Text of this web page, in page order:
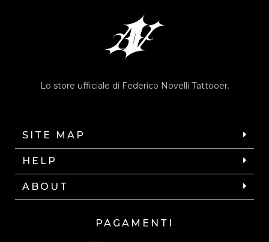
Lo store ufficiale di Federico Novelli Tattooer.
SITE MAP
HELP
ABOUT
PAGAMENTI